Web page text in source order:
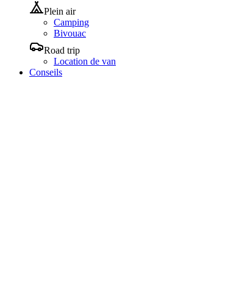
Plein air
Camping
Bivouac
Road trip
Location de van
Conseils